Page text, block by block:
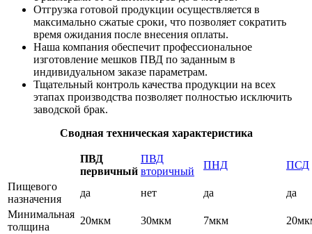
Отгрузка готовой продукции осуществляется в
максимально сжатые сроки, что позволяет сократить
время ожидания после внесения оплаты.
Наша компания обеспечит профессиональное
изготовление мешков ПВД по заданным в
индивидуальном заказе параметрам.
Тщательный контроль качества продукции на всех
этапах производства позволяет полностью исключить
заводской брак.
Сводная техническая характеристика
ПВД
первичный
ПВД
вторичный
ПНД
ПСД
Пищевого
назначения
да нет да
да
Минимальная
толщина
20мкм 30мкм 7мкм